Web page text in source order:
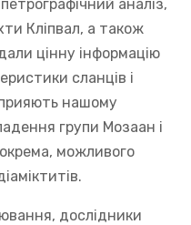
аналіз,
Кліпвал, а також
цінну інформацію
сланців і
нашому
групи Мозаан і
можливого
дослідники